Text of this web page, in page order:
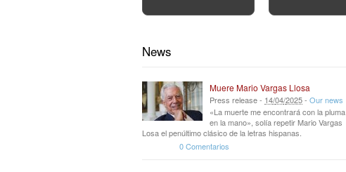
News
Muere Mario Vargas Llosa
Press release - 14/04/2025- Our news
«La muerte me encontrará con la pluma
en la mano», solía repetir Mario Vargas
Losa el penúltimo clásico de la letras hispanas.
0 Comentarios